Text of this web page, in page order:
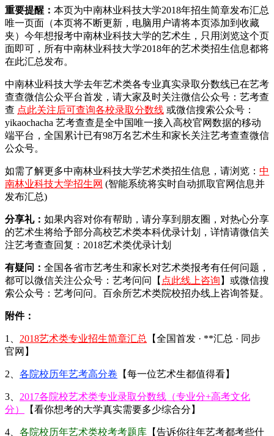
重要提醒： 本页为中南林业科技大学2018年招生简章发布汇总
唯一页面（本页将不断更新，电脑用户请将本页添加到收藏
夹）今年想报考中南林业科技大学的艺术生，只用浏览这个页
面即可，所有中南林业科技大学2018年的艺术类招生信息都将
在此汇总发布。
中南林业科技大学去年艺术类各专业真实录取分数线已在艺考
查查微信公众平台首发， 请大家及时关注微信公众号：艺考查
查 点此关注后可查询各校录取分数线 或微信搜索公众号：
yikaochacha 艺考查查是全中国唯一接入高校官网数据的移动
端平台，全国累计已有98万名艺术生和家长关注艺考查查微信
公众号。
如需了解更多中南林业科技大学艺术类招生信息，请浏览： 中
南林业科技大学招生网 (智能系统将实时自动抓取官网信息并
发布汇总)
分享礼： 如果内容对你有帮助，请分享到朋友圈，对热心分享
的艺术生将给予部分高校艺术类本科优录计划，详情请微信关
注艺考查查回复：2018艺术类优录计划
有疑问： 全国各省市艺考生和家长对艺术类报考有任何问题，
都可以微信关注公众号：艺考问问【 点此线上咨询 】或微信搜
索公众号：艺考问问。百余所艺术类院校招办线上咨询答疑。
附件：
1、 2018艺术类专业招生简章汇总
【全国首发 · **汇总 · 同步
官网】
2、 各院校历年艺考高分卷 【每一位艺术生都值得看】
3、 2017各院校艺术类专业录取分数线（专业分+高考文化
分）
【看你想考的大学真实需要多少综合分】
4、 各院校历年艺术类校考考题库 【告诉你往年艺考都考些什